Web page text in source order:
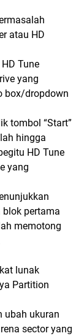
atau HD
Tune
yang
box/dropdown
tombol “Start”
hingga
HD Tune
yang
pertama
memotong
lunak
Partition
ubah ukuran
sector yang